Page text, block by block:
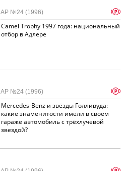
Camel Trophy 1997 года: национальный
отбор в Адлере
АР №24 (1996) p
Mercedes-Benz и звёзды Голливуда:
какие знаменитости имели в своём
гараже автомобиль с трёхлучевой
звездой?
АР №24 (1996) p